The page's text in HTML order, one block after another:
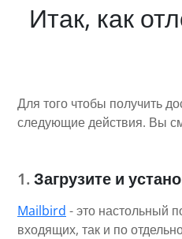
Итак, как
Для того чтобы получить
следующие действия. Вы
Загрузите и
Mailbird - это настольный
входящих, так и по